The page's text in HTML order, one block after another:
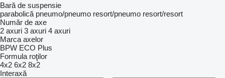
Bară de suspensie
parabolică pneumo/pneumo resort/pneumo resort/resort
Număr de axe
2 axuri 3 axuri 4 axuri
Marca axelor
BPW ECO Plus
Formula roţilor
4x2 6x2 8x2
Interaxă